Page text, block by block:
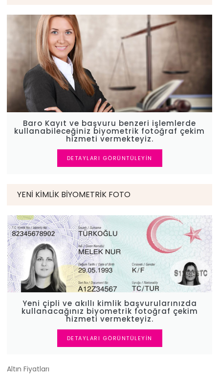
Baro Kayıt ve başvuru benzeri işlemlerde
kullanabileceğiniz biyometrik fotoğraf çekim
hizmeti vermekteyiz.
DETAYLARI GÖRÜNTÜLEYIN
YENI KIMLIK BIYOMETRIK FOTO
Yeni çipli ve akıllı kimlik başvurularınızda
kullanacağınız biyometrik fotoğraf çekim
hizmeti vermekteyiz.
DETAYLARI GÖRÜNTÜLEYIN
Altın Fiyatları